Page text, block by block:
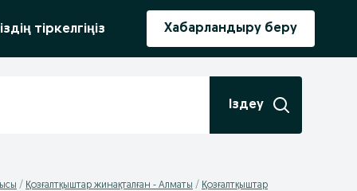
тіркелгіңіз Хабарландыру беру
Іздеу
Қозғалтқыштар жинақталған - Алматы
Қозғалтқыштар